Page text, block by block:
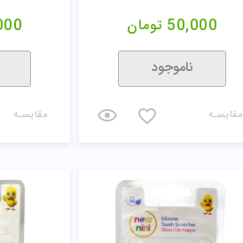
50,000 تومان
ناموجود
مقایسـه مقایسـه